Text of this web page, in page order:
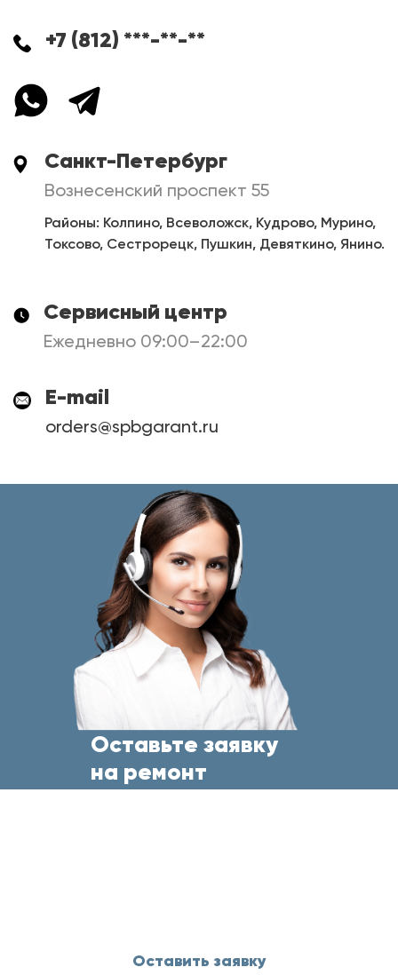
+7 (812) ***-**-**
Санкт-Петербург
Вознесенский проспект 55
Районы: Колпино, Всеволожск, Кудрово, Мурино,
Токсово, Сестрорецк, Пушкин, Девяткино, Янино.
Сервисный центр
Ежедневно 09:00–22:00
E-mail
orders@spbgarant.ru
Оставьте заявку
на ремонт
Оставить заявку